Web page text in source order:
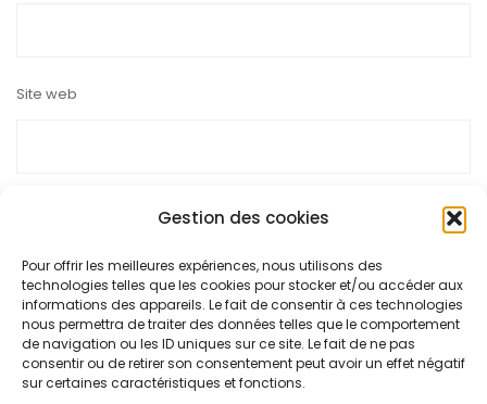
Gestion des cookies
Pour offrir les meilleures expériences, nous utilisons des
technologies telles que les cookies pour stocker et/ou accéder aux
informations des appareils. Le fait de consentir à ces technologies
nous permettra de traiter des données telles que le comportement
de navigation ou les ID uniques sur ce site. Le fait de ne pas
consentir ou de retirer son consentement peut avoir un effet négatif
sur certaines caractéristiques et fonctions.
Site web
Ce site utilise Akismet pour réduire les indésirables.
plus sur la façon dont les données de vos commentaires sont
traitées.